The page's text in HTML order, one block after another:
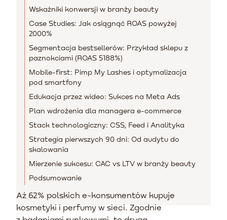
Wskaźniki konwersji w branży beauty
Case Studies: Jak osiągnąć ROAS powyżej
2000%
Segmentacja bestsellerów: Przykład sklepu z
paznokciami (ROAS 5188%)
Mobile-first: Pimp My Lashes i optymalizacja
pod smartfony
Edukacja przez wideo: Sukces na Meta Ads
Plan wdrożenia dla managera e-commerce
Stack technologiczny: CSS, Feed i Analityka
Strategia pierwszych 90 dni: Od audytu do
skalowania
Mierzenie sukcesu: CAC vs LTV w branży beauty
Podsumowanie
Aż 62% polskich e-konsumentów kupuje
kosmetyki i perfumy w sieci. Zgodnie